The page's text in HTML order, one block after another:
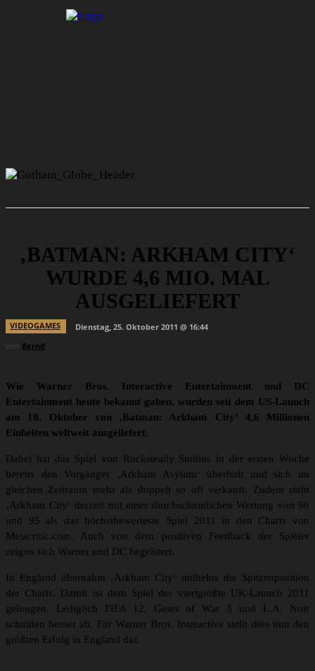
‚BATMAN: ARKHAM CITY‘
WURDE 4,6 MIO. MAL
AUSGELIEFERT
VIDEOGAMES
Dienstag, 25. Oktober 2011 @ 16:44
von Bernd
Wie Warner Bros. Interactive Entertainment und DC
Entertainment heute bekannt gaben, wurden seit dem US-Launch
am 18. Oktober von ‚Batman: Arkham City‘ 4,6 Millionen
Einheiten weltweit ausgeliefert.
Dabei hat das Spiel von Rocksteady Studios in der ersten Woche
bereits den Vorgänger ‚Arkham Asylum‘ überholt und sich im
gleichen Zeitraum mehr als doppelt so oft verkauft. Zudem steht
‚Arkham City‘ derzeit mit einer durchschnittlichen Wertung von 96
und 95 als das höchstbewerteste Spiel 2011 in den Charts von
Metacritic.com. Auch von dem positiven Feedback der Spieler
zeigen sich Warner und DC begeistert.
In England übernahm ‚Arkham City‘ mühelos die Spitzenposition
der Charts. Damit ist dem Spiel der viertgrößte UK-Launch 2011
gelungen. Lediglich FIFA 12, Gears of War 3 und L.A. Noir
schnitten besser ab. Für Warner Bros. Interactive stellt dies nun den
größten Erfolg in England dar.